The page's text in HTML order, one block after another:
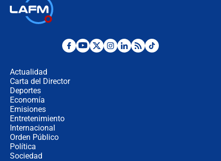
Estratega de Abelardo de la Espriella
Actualidad
Carta del Director
Deportes
Economía
Emisiones
Entretenimiento
Internacional
Orden Público
Política
Sociedad